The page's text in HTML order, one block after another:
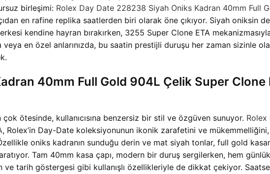
birleşimi: Rolex Day Date 228238 Siyah Oniks Kadran 40mm Full
en rafine replika saatlerden biri olarak öne çıkıyor. Siyah oniksin
kendine hayran bırakırken, 3255 Super Clone ETA
veya en özel anlarınızda, bu saatin prestijli duruşu her zaman sizinle
40mm Full Gold 904L Çelik Super Clone
ötesinde, kullanıcısına benzersiz bir stil ve özgüven sunuyor.
, Rolex’in Day-Date koleksiyonunun ikonik zarafetini ve mükemmelliğini,
oniks kadranın sunduğu derin ve mat siyah tonlar, full gold
Tam 40mm kasa çapı, modern bir duruş sergilerken, hem
tarih göstergesi gibi kullanışlı özellikleriyle de dikkat çekiyor.